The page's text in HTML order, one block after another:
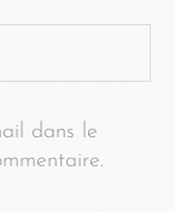
dans le